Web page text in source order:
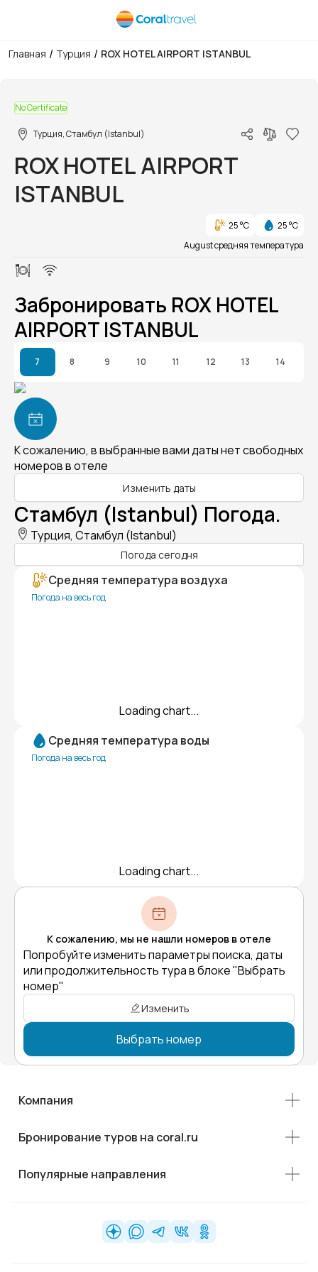
Главная / Турция / ROX HOTEL AIRPORT ISTANBUL
No Certificate
Турция, Стамбул (Istanbul)
ROX HOTEL AIRPORT
ISTANBUL
25 °C
25 °C
August средняя температура
Забронировать ROX HOTEL
AIRPORT ISTANBUL
7 8 9 10 11 12 13 14
К сожалению, в выбранные вами даты нет свободных
номеров в отеле
Изменить даты
Стамбул (Istanbul) Погода.
Турция, Стамбул (Istanbul)
Погода сегодня
Средняя температура воздуха
Погода на весь год
Loading chart...
Средняя температура воды
Погода на весь год
Loading chart...
К сожалению, мы не нашли номеров в отеле
Попробуйте изменить параметры поиска, даты
или продолжительность тура в блоке "Выбрать
номер"
Изменить
Выбрать номер
Компания
Бронирование туров на coral.ru
Популярные направления